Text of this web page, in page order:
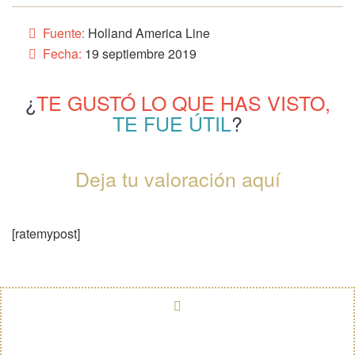
Fuente: Holland America Line
Fecha: 19 septiembre 2019
¿TE GUSTÓ LO QUE HAS VISTO,
TE FUE ÚTIL?
Deja tu valoración aquí
[ratemypost]